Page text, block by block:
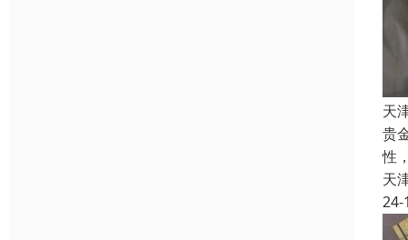
天
贵
性
天
24-